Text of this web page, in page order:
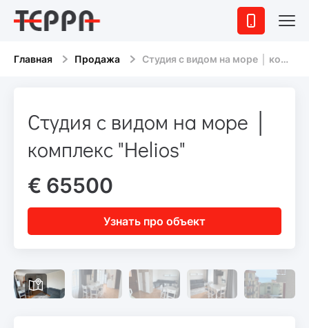
Главная Продажа Студия с видом на море │ комплекс "Helios"
Студия с видом на море │
комплекс "Helios"
€ 65500
Узнать про объект